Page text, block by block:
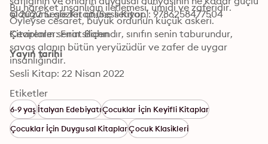
olduğunu gözler önüne seriyor.
Bu hareket insanlığın ilerlemesi, ümidi ve zaferidir.
Öyleyse cesaret, büyük ordunun küçük askeri.
Kitapların senin silahındır, sınıfın senin taburundur,
savaş alanın bütün yeryüzüdür ve zafer de uygar
insanlığındır.
© 2022 Sesle Kitap (Sesli Kitap): 9786258477504
Çevirenler: Fırat Biçen
Yayın tarihi
Sesli Kitap: 22 Nisan 2022
Etiketler
6-9 yaşİtalyan EdebiyatıÇocuklar İçin Keyifli Kitaplar
Çocuklar İçin Duygusal KitaplarÇocuk Klasikleri